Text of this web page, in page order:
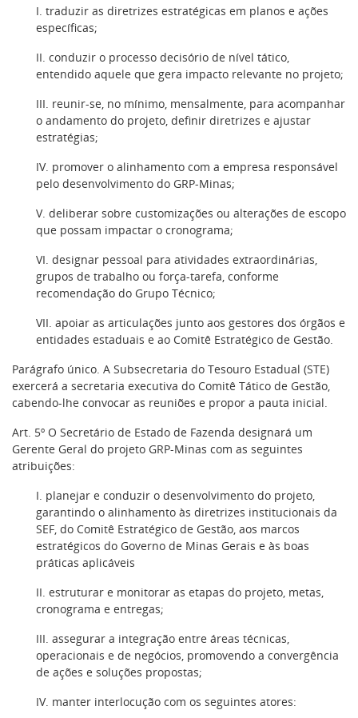
I. traduzir as diretrizes estratégicas em planos e ações
específicas;
II. conduzir o processo decisório de nível tático,
entendido aquele que gera impacto relevante no projeto;
III. reunir-se, no mínimo, mensalmente, para acompanhar
o andamento do projeto, definir diretrizes e ajustar
estratégias;
IV. promover o alinhamento com a empresa responsável
pelo desenvolvimento do GRP-Minas;
V. deliberar sobre customizações ou alterações de escopo
que possam impactar o cronograma;
VI. designar pessoal para atividades extraordinárias,
grupos de trabalho ou força-tarefa, conforme
recomendação do Grupo Técnico;
VII. apoiar as articulações junto aos gestores dos órgãos e
entidades estaduais e ao Comitê Estratégico de Gestão.
Parágrafo único. A Subsecretaria do Tesouro Estadual (STE)
exercerá a secretaria executiva do Comitê Tático de Gestão,
cabendo-lhe convocar as reuniões e propor a pauta inicial.
Art. 5º O Secretário de Estado de Fazenda designará um
Gerente Geral do projeto GRP-Minas com as seguintes
atribuições:
I. planejar e conduzir o desenvolvimento do projeto,
garantindo o alinhamento às diretrizes institucionais da
SEF, do Comitê Estratégico de Gestão, aos marcos
estratégicos do Governo de Minas Gerais e às boas
práticas aplicáveis
II. estruturar e monitorar as etapas do projeto, metas,
cronograma e entregas;
III. assegurar a integração entre áreas técnicas,
operacionais e de negócios, promovendo a convergência
de ações e soluções propostas;
IV. manter interlocução com os seguintes atores: